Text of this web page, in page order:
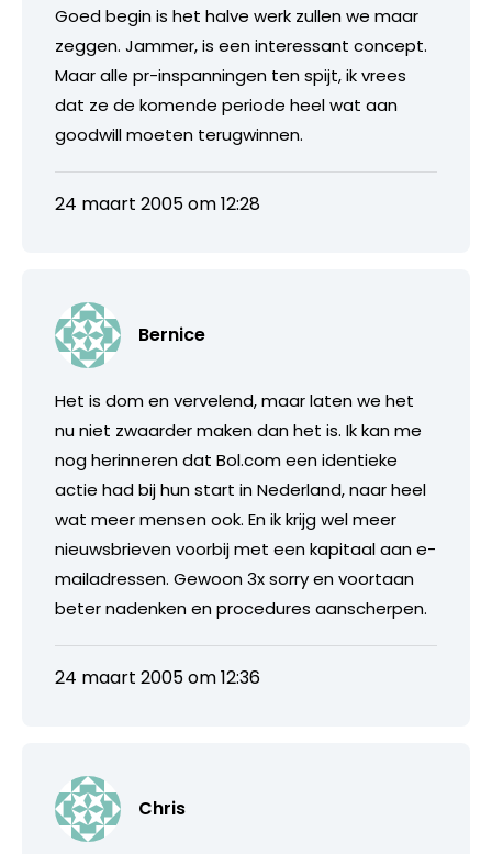
Goed begin is het halve werk zullen we maar
zeggen. Jammer, is een interessant concept.
Maar alle pr-inspanningen ten spijt, ik vrees
dat ze de komende periode heel wat aan
goodwill moeten terugwinnen.
24 maart 2005 om 12:28
Bernice
Het is dom en vervelend, maar laten we het
nu niet zwaarder maken dan het is. Ik kan me
nog herinneren dat Bol.com een identieke
actie had bij hun start in Nederland, naar heel
wat meer mensen ook. En ik krijg wel meer
nieuwsbrieven voorbij met een kapitaal aan e-
mailadressen. Gewoon 3x sorry en voortaan
beter nadenken en procedures aanscherpen.
24 maart 2005 om 12:36
Chris